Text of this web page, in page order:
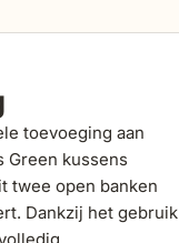
toevoeging aan
Green kussens
twee open banken
Dankzij het gebruik